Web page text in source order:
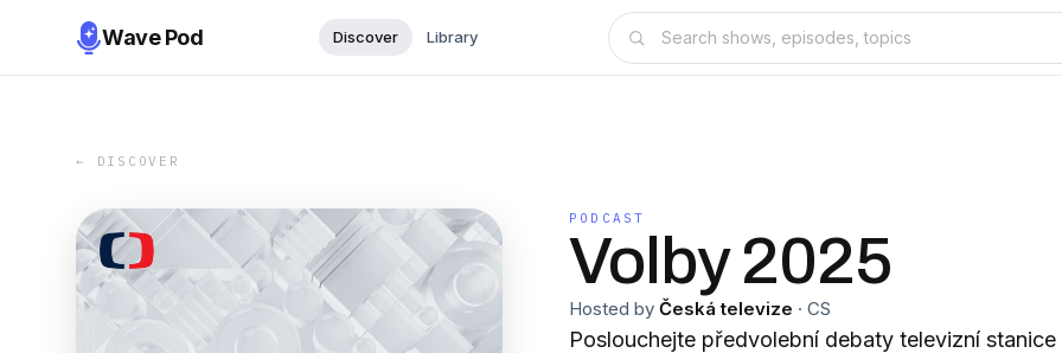
Wave Pod Discover Library
← DISCOVER
PODCAST
Volby 2025
Hosted by Česká televize · CS
Poslouchejte předvolební debaty televizní stanice